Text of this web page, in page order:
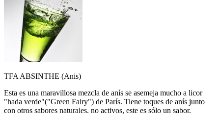
TFA ABSINTHE (Anis)
Esta es una maravillosa mezcla de anís se asemeja mucho a licor
"hada verde"("Green Fairy") de París. Tiene toques de anís junto
con otros sabores naturales. no activos, este es sólo un sabor.